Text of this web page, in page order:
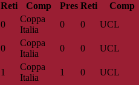
Reti Comp Pres Reti
Comp
0
Coppa
Italia
0 0 UCL
0
Coppa
Italia
0 0 UCL
1
Coppa
Italia
1 0 UCL